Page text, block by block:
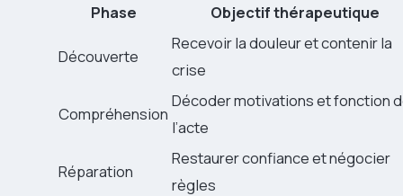
Phase Objectif thérapeutique
Découverte
Recevoir la douleur et contenir la
crise
Compréhension
Décoder motivations et fonction
l’acte
Réparation
Restaurer confiance et négocier
règles